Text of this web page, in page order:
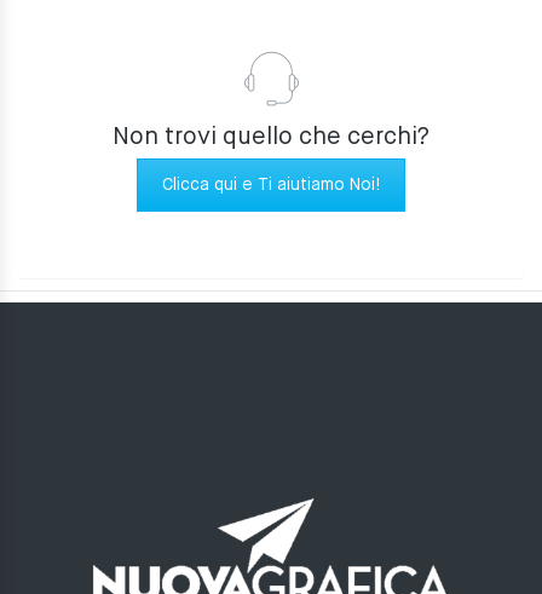
Non trovi quello che cerchi?
Clicca qui e Ti aiutiamo Noi!